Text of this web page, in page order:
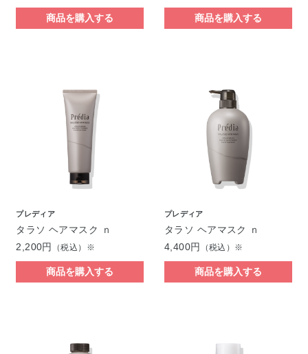
商品を購入する 商品を購入する
プレディア
タラソ ヘアマスク ｎ
2,200円
（税込）※
商品を購入する
プレディア
タラソ ヘアマスク ｎ
4,400円
（税込）※
商品を購入する